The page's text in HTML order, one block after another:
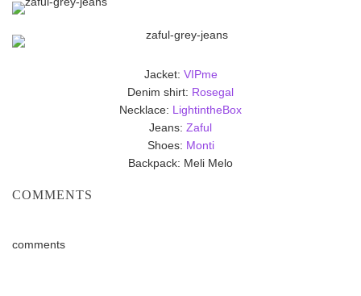
Jacket: VIPme
Denim shirt: Rosegal
Necklace: LightintheBox
Jeans: Zaful
Shoes: Monti
Backpack: Meli Melo
COMMENTS
comments